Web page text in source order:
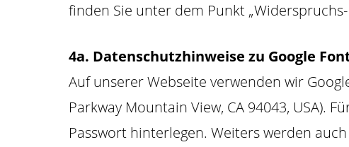
finden Sie unter dem Punkt
4a. Datenschutzhinweise zu Google
Auf unserer Webseite verwenden wir
Parkway Mountain View, CA 94043, USA).
Passwort hinterlegen. Weiters werden